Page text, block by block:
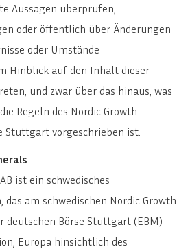
Aussagen überprüfen,
oder öffentlich über Änderungen
oder Umstände
Hinblick auf den Inhalt dieser
und zwar über das hinaus, was
Regeln des Nordic Growth
Stuttgart vorgeschrieben ist.
ist ein schwedisches
am schwedischen Nordic Growth
deutschen Börse Stuttgart (EBM)
Europa hinsichtlich des